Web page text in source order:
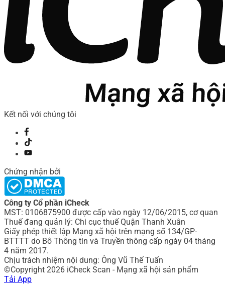
Kết nối với chúng tôi
Chứng nhận bởi
Công ty Cổ phần iCheck
MST: 0106875900 được cấp vào ngày 12/06/2015, cơ quan
Thuế đang quản lý: Chi cục thuế Quận Thanh Xuân
Giấy phép thiết lập Mạng xã hội trên mạng số 134/GP-
BTTTT do Bô Thông tin và Truyền thông cấp ngày 04 tháng
4 năm 2017.
Chịu trách nhiệm nội dung: Ông Vũ Thế Tuấn
©Copyright 2026 iCheck Scan - Mạng xã hội sản phẩm
Tải App